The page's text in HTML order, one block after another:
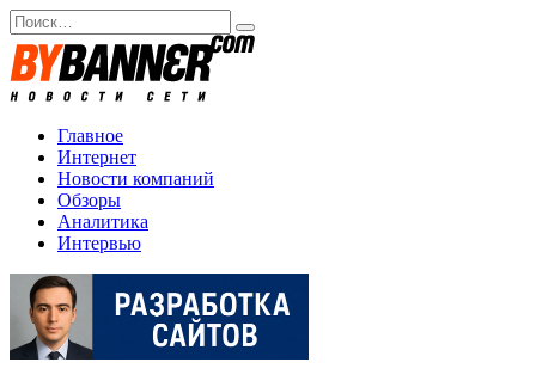
Перейти
к
содержанию
Search
for:
Главное
Интернет
Новости компаний
Обзоры
Аналитика
Интервью